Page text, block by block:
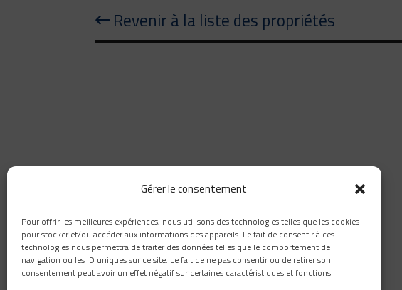
Gérer le consentement
Pour offrir les meilleures expériences, nous utilisons des technologies telles que les cookies
pour stocker et/ou accéder aux informations des appareils. Le fait de consentir à ces
technologies nous permettra de traiter des données telles que le comportement de
navigation ou les ID uniques sur ce site. Le fait de ne pas consentir ou de retirer son
consentement peut avoir un effet négatif sur certaines caractéristiques et fonctions.
Revenir à la liste des propriétés
418 660-8111
1259, rue Paul-émile-Giroux, Québec, G1C 0K9
info@novaconstructioncp.com